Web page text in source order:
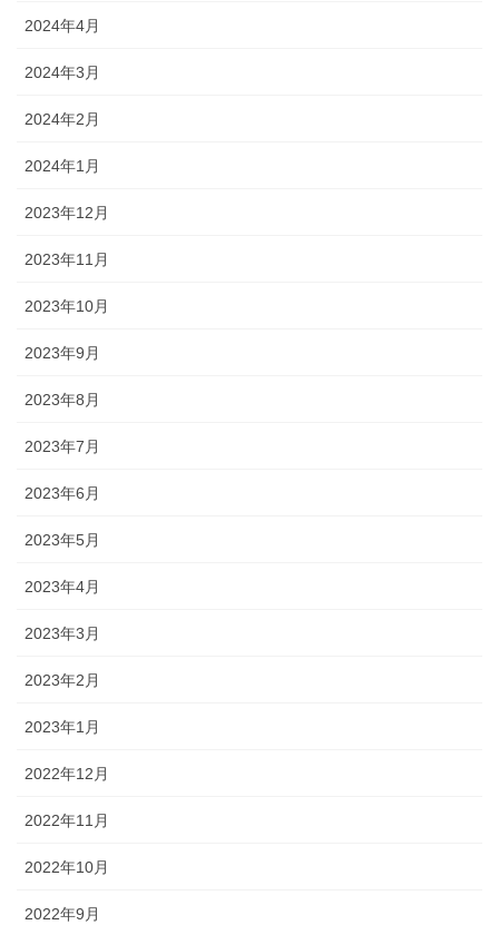
2024年4月
2024年3月
2024年2月
2024年1月
2023年12月
2023年11月
2023年10月
2023年9月
2023年8月
2023年7月
2023年6月
2023年5月
2023年4月
2023年3月
2023年2月
2023年1月
2022年12月
2022年11月
2022年10月
2022年9月